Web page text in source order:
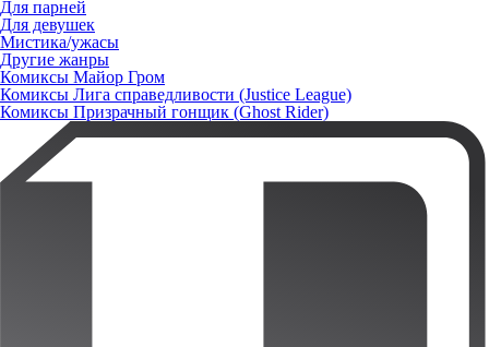
Для парней
Для девушек
Мистика/ужасы
Другие жанры
Комиксы Майор Гром
Комиксы Лига справедливости (Justice League)
Комиксы Призрачный гонщик (Ghost Rider)